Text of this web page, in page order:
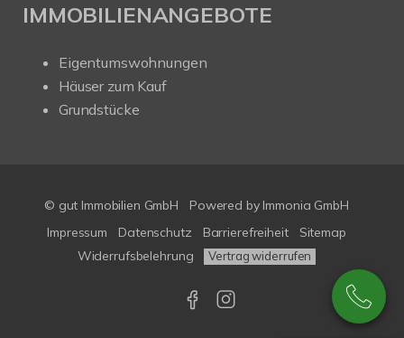
IMMOBILIENANGEBOTE
Eigentumswohnungen
Häuser zum Kauf
Grundstücke
© gut Immobilien GmbH Powered by Immonia GmbH
Impressum
Datenschutz Barrierefreiheit
Sitemap
Widerrufsbelehrung
Vertrag widerrufen